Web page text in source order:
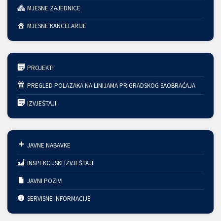
MJESNE ZAJEDNICE
MJESNE KANCELARIJE
PROJEKTI
PREGLED POLAZAKA NA LINIJAMA PRIGRADSKOG SAOBRAĆAJA
IZVJEŠTAJI
JAVNE NABAVKE
INSPEKCIJSKI IZVJEŠTAJI
JAVNI POZIVI
SERVISNE INFORMACIJE